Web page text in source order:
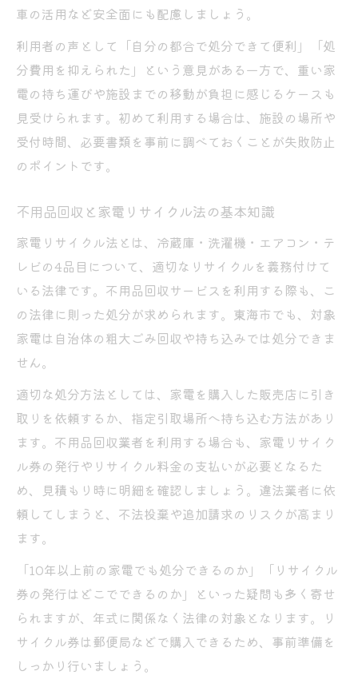
車の活用など安全面にも配慮しましょう。
利用者の声として「自分の都合で処分できて便利」「処
分費用を抑えられた」という意見がある一方で、重い家
電の持ち運びや施設までの移動が負担に感じるケースも
見受けられます。初めて利用する場合は、施設の場所や
受付時間、必要書類を事前に調べておくことが失敗防止
のポイントです。
不用品回収と家電リサイクル法の基本知識
家電リサイクル法とは、冷蔵庫・洗濯機・エアコン・テ
レビの4品目について、適切なリサイクルを義務付けて
いる法律です。不用品回収サービスを利用する際も、こ
の法律に則った処分が求められます。東海市でも、対象
家電は自治体の粗大ごみ回収や持ち込みでは処分できま
せん。
適切な処分方法としては、家電を購入した販売店に引き
取りを依頼するか、指定引取場所へ持ち込む方法があり
ます。不用品回収業者を利用する場合も、家電リサイク
ル券の発行やリサイクル料金の支払いが必要となるた
め、見積もり時に明細を確認しましょう。違法業者に依
頼してしまうと、不法投棄や追加請求のリスクが高まり
ます。
「10年以上前の家電でも処分できるのか」「リサイクル
券の発行はどこでできるのか」といった疑問も多く寄せ
られますが、年式に関係なく法律の対象となります。リ
サイクル券は郵便局などで購入できるため、事前準備を
しっかり行いましょう。